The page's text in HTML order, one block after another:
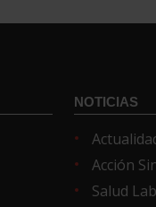
NOTICIAS
Acción
Salud